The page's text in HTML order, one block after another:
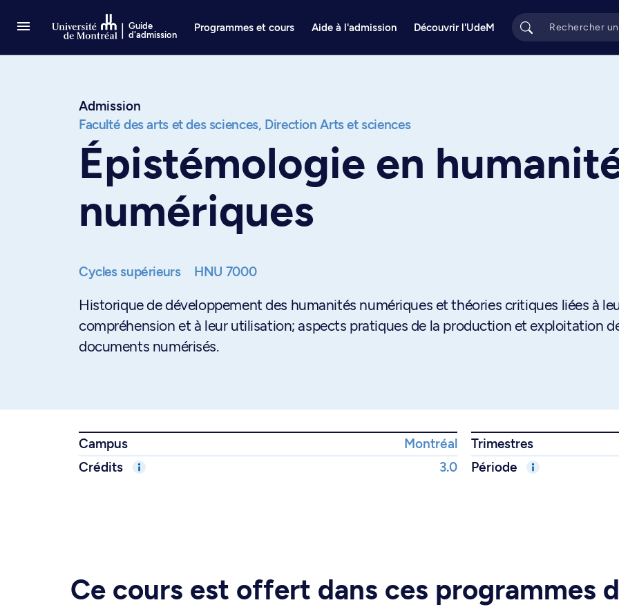
Guide
d'admission
Programmes et cours Aide à l'admission Découvrir l'UdeM
Admission
Faculté des arts et des sciences, Direction Arts et sciences
Épistémologie en
numériques
Cycles supérieurs HNU 7000
Historique de développement des humanités numériques et théories critiques liées à
compréhension et à leur utilisation; aspects pratiques de la production et exploitation
documents numérisés.
Campus Montréal
Trimestres
Crédits
3.0 Période
Ce cours est offert dans ces programmes